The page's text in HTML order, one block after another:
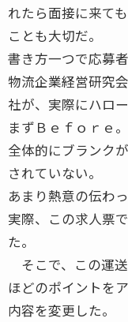
れたら面接に来て
ことも大切だ。
書き方一つで応募
物流企業経営研究
社が、実際にハロ
まずＢｅｆｏｒｅ。
全体的にブランク
されていない。
あまり熱意の伝わ
実際、この求人票
た。
そこで、この運
ほどのポイントを
内容を変更した。